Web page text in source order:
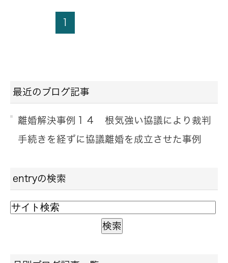
1
最近のブログ記事
離婚解決事例１４ 根気強い協議により裁判
手続きを経ずに協議離婚を成立させた事例
entryの検索